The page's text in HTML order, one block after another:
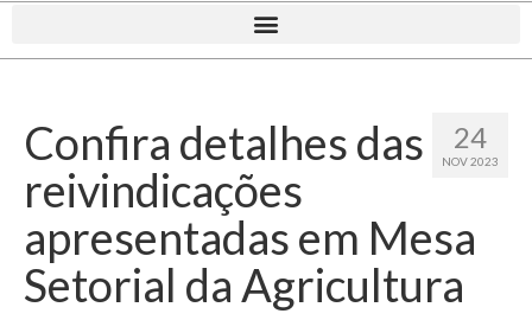
24
NOV 2023
Confira detalhes das
reivindicações
apresentadas em Mesa
Setorial da Agricultura